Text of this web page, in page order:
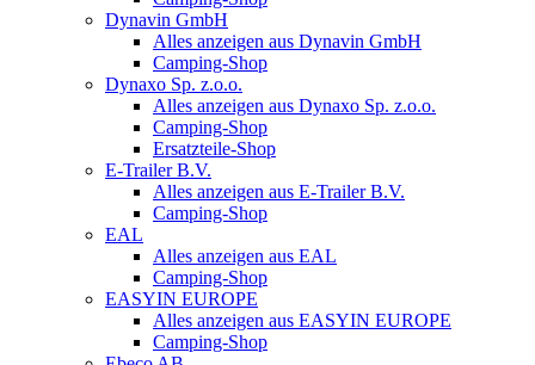
Dynavin GmbH
Alles anzeigen aus Dynavin GmbH
Camping-Shop
Dynaxo Sp. z.o.o.
Alles anzeigen aus Dynaxo Sp. z.o.o.
Camping-Shop
Ersatzteile-Shop
E-Trailer B.V.
Alles anzeigen aus E-Trailer B.V.
Camping-Shop
EAL
Alles anzeigen aus EAL
Camping-Shop
EASYIN EUROPE
Alles anzeigen aus EASYIN EUROPE
Camping-Shop